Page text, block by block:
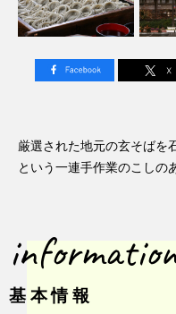
厳選された地元の玄そばを
という一連手作業のこしの
基本情報